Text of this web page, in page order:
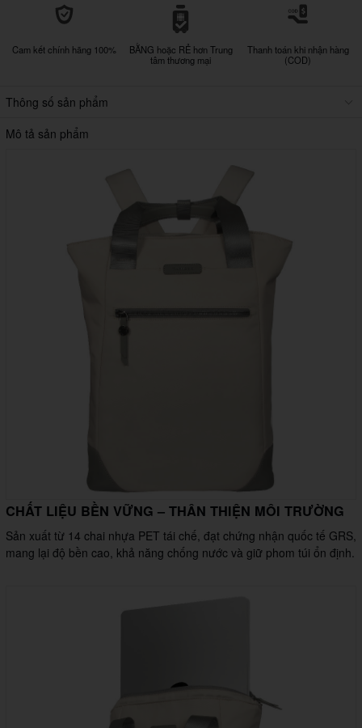
Cam kết chính hãng 100%
BẰNG hoặc RẺ hơn Trung
tâm thương mại
Thanh toán khi nhận hàng
(COD)
Thông số sản phẩm
Mô tả sản phẩm
CHẤT LIỆU BỀN VỮNG – THÂN THIỆN MÔI TRƯỜNG
Sản xuất từ 14 chai nhựa PET tái chế, đạt chứng nhận quốc tế GRS,
mang lại độ bền cao, khả năng chống nước và giữ phom túi ổn định.